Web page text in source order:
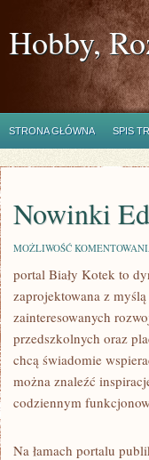
Hobby,
STRONA GŁÓWNA SPIS
Nowinki
MOŻLIWOŚĆ
portal Biały Kotek to
zaprojektowana z
zainteresowanych
przedszkolnych oraz
chcą świadomie
można znaleźć
codziennym
Na łamach portalu